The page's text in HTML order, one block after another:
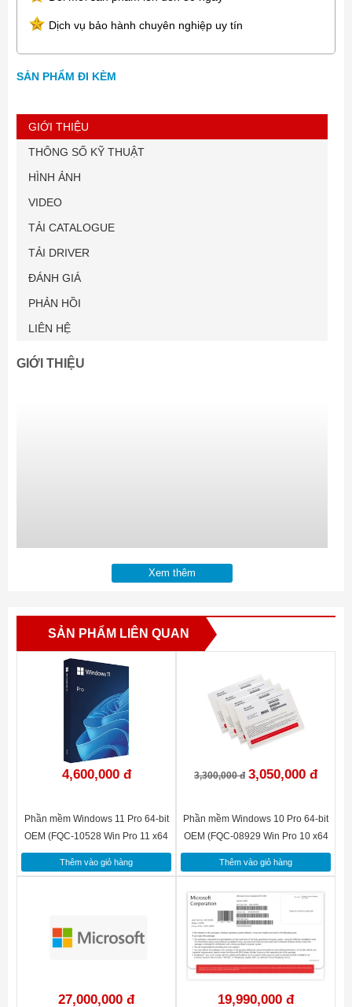
Dịch vụ bảo hành chuyên nghiệp uy tín
SẢN PHẨM ĐI KÈM
GIỚI THIỆU
THÔNG SỐ KỸ THUẬT
HÌNH ẢNH
VIDEO
TẢI CATALOGUE
TẢI DRIVER
ĐÁNH GIÁ
PHẢN HỒI
LIÊN HỆ
GIỚI THIỆU
Xem thêm
SẢN PHẨM LIÊN QUAN
4,600,000 đ
Phần mềm Windows 11 Pro 64-bit
OEM (FQC-10528 Win Pro 11 x64
Eng Intl 1pk DSP OEI DVD)
Thêm vào giỏ hàng
3,300,000 đ 3,050,000 đ
Phần mềm Windows 10 Pro 64-bit
OEM (FQC-08929 Win Pro 10 x64
Eng Intl 1pk DSP OEI DVD)
Thêm vào giỏ hàng
27,000,000 đ 19,990,000 đ